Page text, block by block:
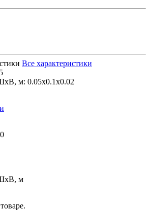
Все характеристики
м: 0.05x0.1x0.02
м